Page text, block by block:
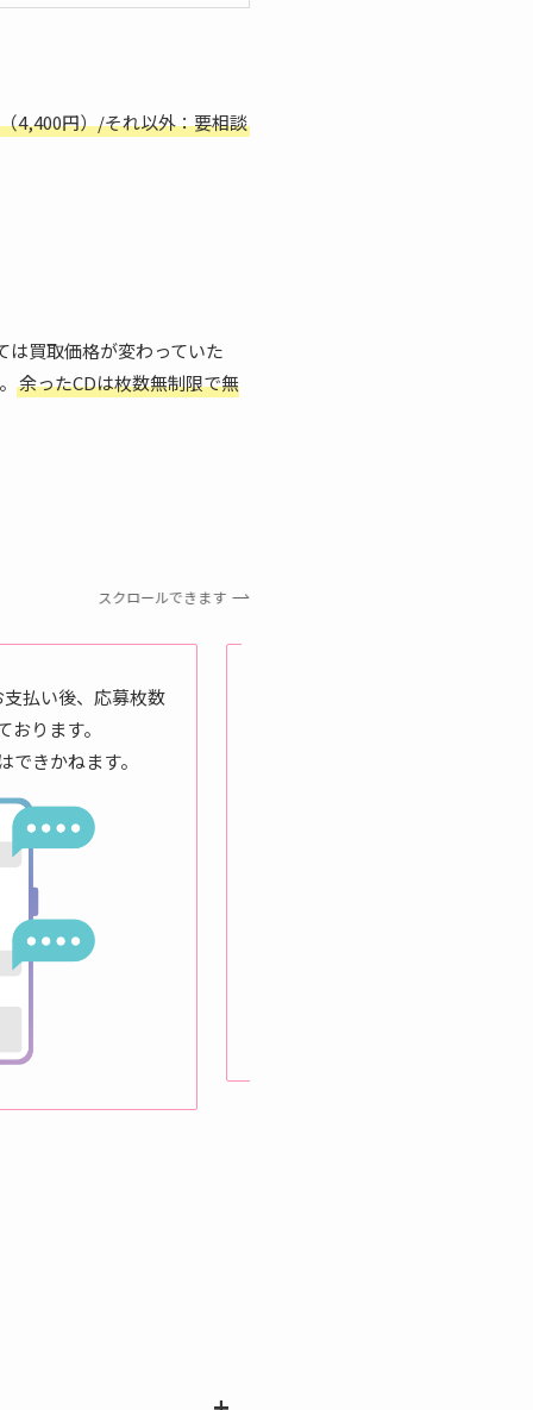
4,400円）/それ以外：要相談
は買取価格が変わっていた
余ったCDは枚数無制限で無
スクロールできます
払い後、応募枚数
ります。
きかねます。